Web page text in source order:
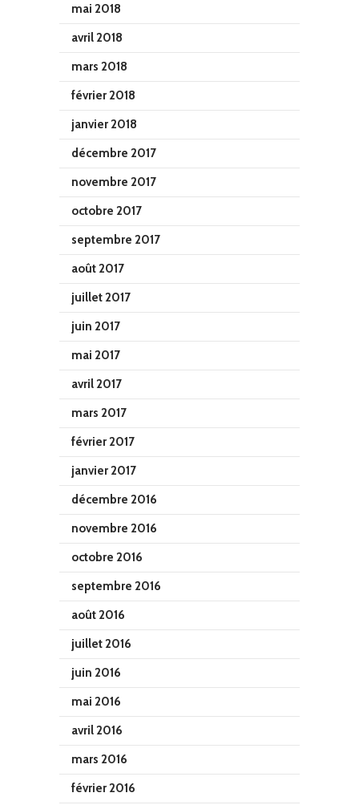
mai 2018
avril 2018
mars 2018
février 2018
janvier 2018
décembre 2017
novembre 2017
octobre 2017
septembre 2017
août 2017
juillet 2017
juin 2017
mai 2017
avril 2017
mars 2017
février 2017
janvier 2017
décembre 2016
novembre 2016
octobre 2016
septembre 2016
août 2016
juillet 2016
juin 2016
mai 2016
avril 2016
mars 2016
février 2016